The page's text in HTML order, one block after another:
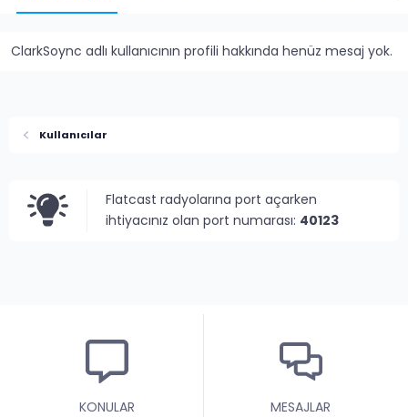
ClarkSoync adlı kullanıcının profili hakkında henüz mesaj yok.
Kullanıcılar
Flatcast radyolarına port açarken
ihtiyacınız olan port numarası: 40123
KONULAR MESAJLAR